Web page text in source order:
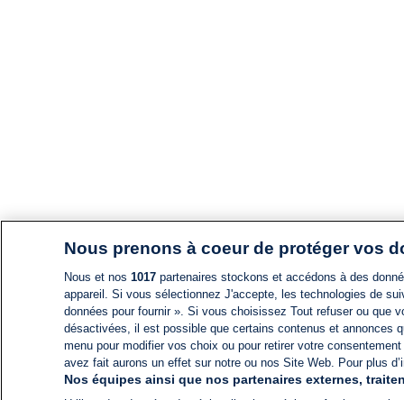
Nous prenons à coeur de protéger vos
Nous et nos 1017partenaires stockons et accédons à des
appareil. Si vous sélectionnez J'accepte, les technologies de
données pour fournir ». Si vous choisissez Tout refuser ou
désactivées, il est possible que certains contenus et annonces
menu pour modifier vos choix ou pour retirer votre
avez fait aurons un effet sur notre ou nos Site Web. Pour plus
Nos équipes ainsi que nos partenaires externes,